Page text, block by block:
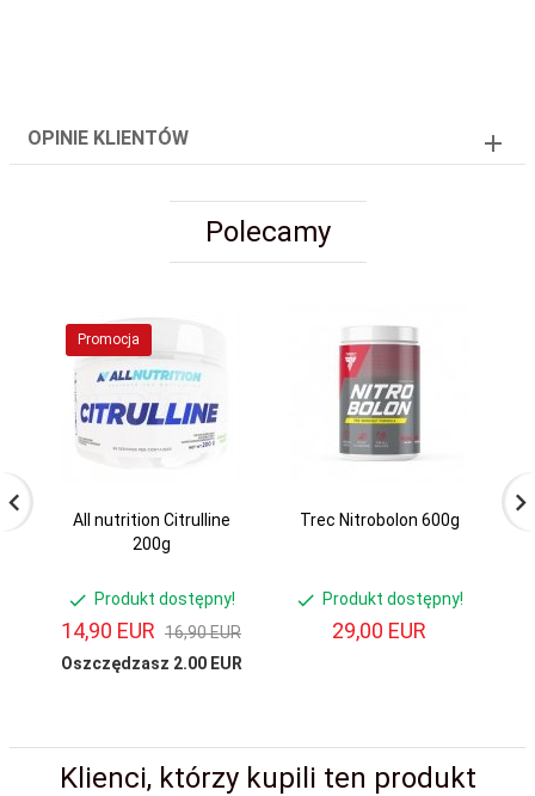
OPINIE KLIENTÓW
Polecamy
Promocja
All nutrition Citrulline
200g
Produkt dostępny!
14,90 EUR 16,90 EUR
Oszczędzasz 2.00 EUR
Trec Nitrobolon 600g
Produkt dostępny!
29,00 EUR
Klienci, którzy kupili ten produkt